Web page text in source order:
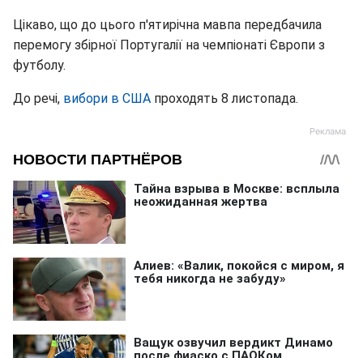
Цікаво, що до цього п'ятирічна мавпа передбачила
перемогу збірної Португалії на чемпіонаті Європи з
футболу.
До речі, вибори в США проходять 8 листопада.